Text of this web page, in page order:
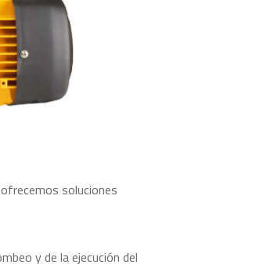
soluciones
y de la ejecución del